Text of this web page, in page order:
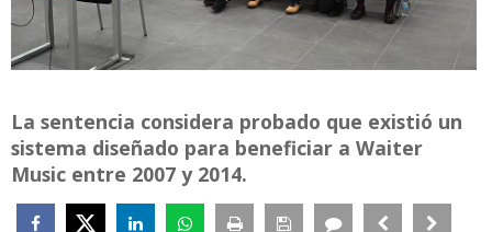
La sentencia considera probado que existió un
sistema diseñado para beneficiar a Waiter
Music entre 2007 y 2014.